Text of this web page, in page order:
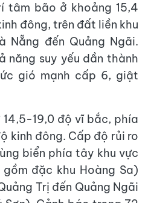
tâm bão ở khoảng 15,4
đông, trên đất liền khu
đến Quảng Ngãi.
năng suy yếu dần thành
gió mạnh cấp 6, giật
19,0 độ vĩ bắc, phía
kinh đông. Cấp độ rủi ro
biển phía tây khu vực
đặc khu Hoàng Sa)
Trị đến Quảng Ngãi